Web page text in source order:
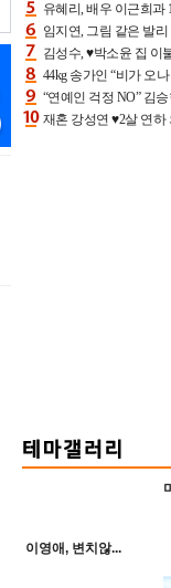
이영애, 변치않...